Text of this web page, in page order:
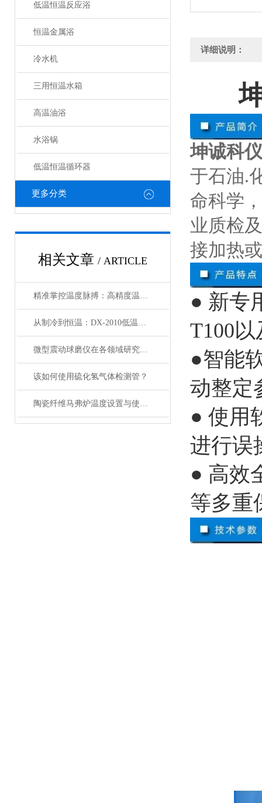
低温恒温反应浴
恒温金属浴
冷水机
三用恒温水箱
高温油浴
水浴锅
低温恒温循环器
更多分类
相关文章 / ARTICLE
精准掌控温度脉搏：高精度温控仪表补偿温度设置全攻略
从制冷到恒温：DX-2010低温恒温循环器的核心原理解析
微型震动球磨仪在各领域研究中的应用
该如何使用硫化氢气体检测管？
陶瓷纤维马弗炉温度设置与使用方法
详细说明：
坤诚科
于石油.
命科学
业质检
接加热
● 新专
T100
●智能
动整定
● 使用
进行误
● 高效
等多重